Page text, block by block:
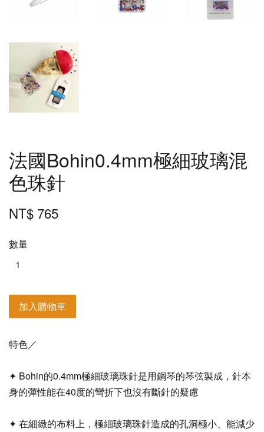
法國Bohin0.4mm極細玻璃混
色珠針
NT$ 765
數量
加入購物車
特色／
✦ Bohin的0.4mm極細玻璃珠針是用鋼琴的琴弦製成，針本
身的彈性能在40度的彎折下也沒有斷針的疑慮
✦ 在細緻的布料上，極細玻璃珠針造成的孔洞極小、能減少